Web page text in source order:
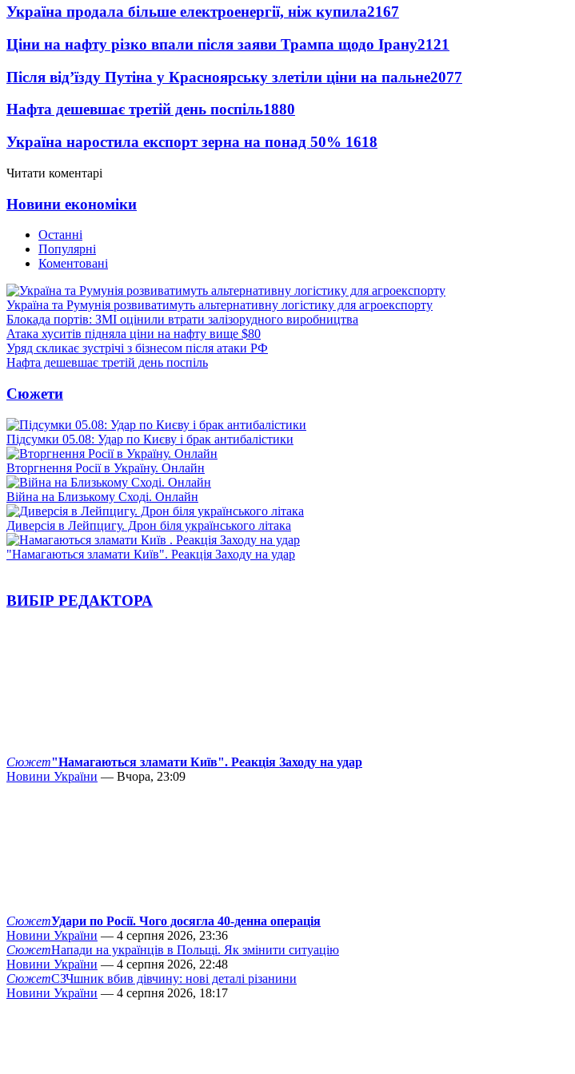
Україна продала більше електроенергії, ніж купила2167
Ціни на нафту різко впали після заяви Трампа щодо Ірану2121
Після від’їзду Путіна у Красноярську злетіли ціни на пальне2077
Нафта дешевшає третій день поспіль1880
Україна наростила експорт зерна на понад 50% 1618
Читати коментарі
Новини економіки
Останні
Популярні
Коментовані
Україна та Румунія розвиватимуть альтернативну логістику для агроекспорту
Блокада портів: ЗМІ оцінили втрати залізорудного виробництва
Атака хуситів підняла ціни на нафту вище $80
Уряд скликає зустрічі з бізнесом після атаки РФ
Нафта дешевшає третій день поспіль
Сюжети
Підсумки 05.08: Удар по Києву і брак антибалістики
Вторгнення Росії в Україну. Онлайн
Війна на Близькому Сході. Онлайн
Диверсія в Лейпцигу. Дрон біля українського літака
"Намагаються зламати Київ". Реакція Заходу на удар
ВИБІР РЕДАКТОРА
Сюжет"Намагаються зламати Київ". Реакція Заходу на удар
Новини України — Вчора, 23:09
СюжетУдари по Росії. Чого досягла 40-денна операція
Новини України — 4 серпня 2026, 23:36
СюжетНапади на українців в Польщі. Як змінити ситуацію
Новини України — 4 серпня 2026, 22:48
СюжетСЗЧшник вбив дівчину: нові деталі різанини
Новини України — 4 серпня 2026, 18:17